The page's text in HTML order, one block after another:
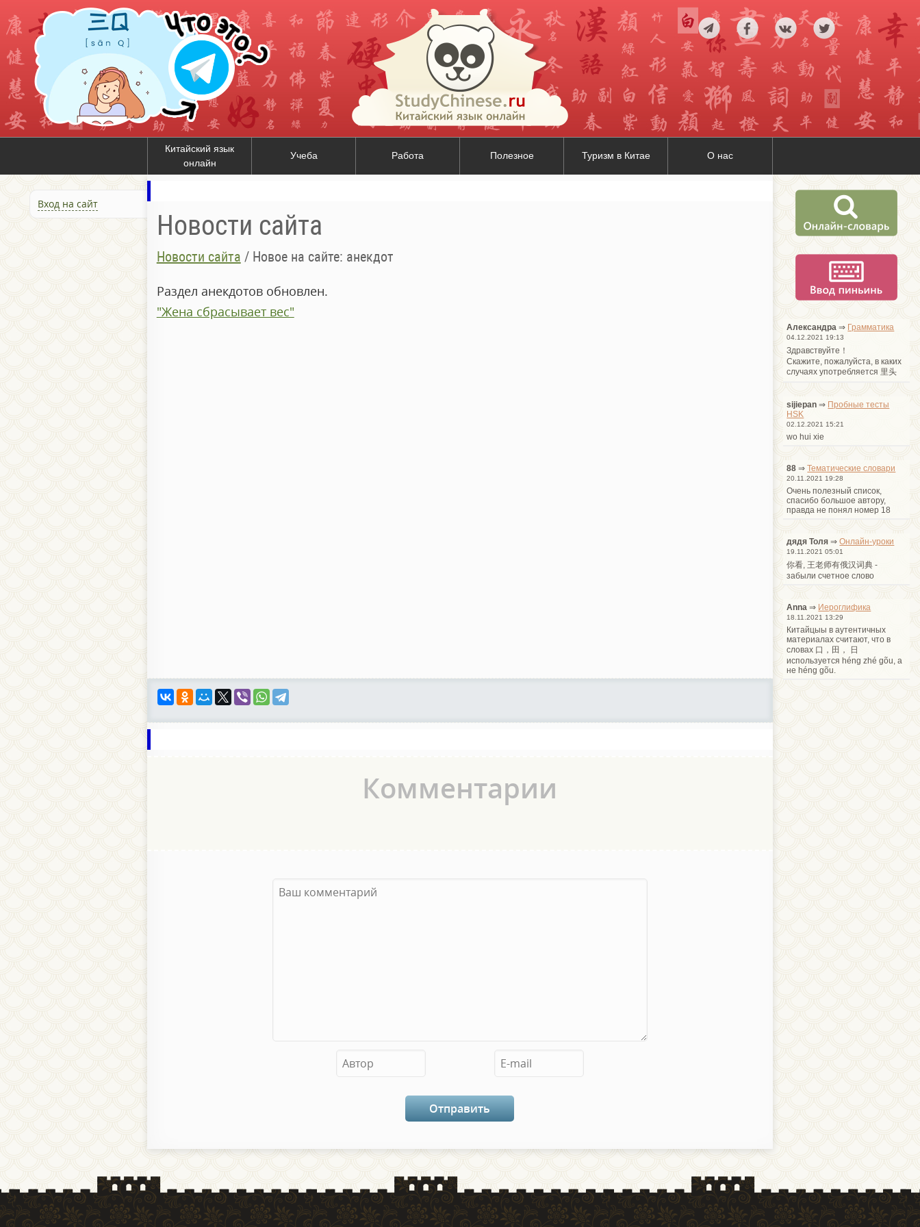
Китайский язык
онлайн
Учеба Работа Полезное Туризм в Китае О нас
Вход на сайт
Новости сайта
Новости сайта / Новое на сайте: анекдот
Раздел анекдотов обновлен.
"Жена сбрасывает вес"
Комментарии
Александра ⇒ Грамматика
04.12.2021 19:13
Здравствуйте！
Cкажите, пожалуйста, в каких
случаях употребляется 里头
sijiepan ⇒ Пробные тесты
HSK
02.12.2021 15:21
wo hui xie
88 ⇒Тематические словари
20.11.2021 19:28
Очень полезный список,
спасибо большое автору,
правда не понял номер 18
дядя Толя ⇒Онлайн-уроки
19.11.2021 05:01
你看, 王老师有俄汉词典 -
забыли счетное слово
Anna ⇒ Иероглифика
18.11.2021 13:29
Китайцыы в аутентичных
материалах считают, что в
словах 口，田， 日
используется héng zhé gõu, а
не héng gõu.